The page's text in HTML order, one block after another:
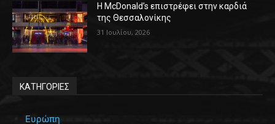
Η McDonald’s επιστρέφει στην καρδιά
της Θεσσαλονίκης
31 Ιουλίου, 2026
ΚΑΤΗΓΟΡΙΕΣ
Ευρώπη